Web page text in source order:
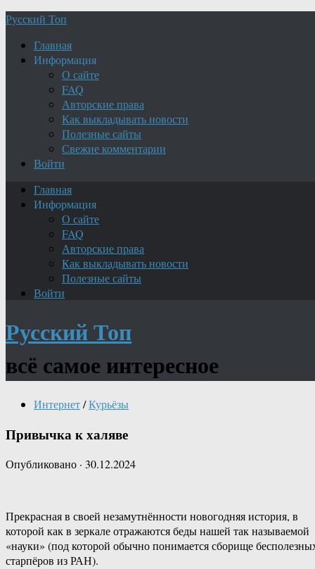
Русский Топ
Главная
Информация
О сайте
FAQ
Авторские права
Как выкладывать новости
Полезные сайты
Свежие комментарии
Войти
Главная
Информация
О сайте
FAQ
Авторские права
Как выкладывать новости
Полезные сайты
Войти
Русский Топ
всё самое интересное
Интернет/Курьёзы
Привычка к халяве
Опубликовано · 30.12.2024
Прекрасная в своей незамутнённости новогодняя история, в
которой как в зеркале отражаются беды нашей так называемой
«науки» (под которой обычно понимается сборище
старпёров из РАН).